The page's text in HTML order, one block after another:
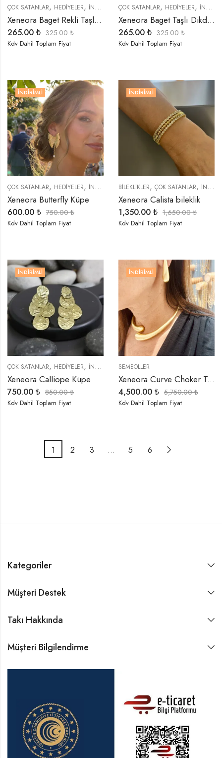
ÇOK SATANLAR, HEDIYELER, İNDIRIMLI ÜRÜNLER ,KÜPELER,ÖZEL SERİLER ,
Xeneora Baget Rekli Taşlı Dikdörtgen 3’lü Küpe Seti
265.00 ₺ 325.00₺
Kdv Dahil Toplam Fiyat
ÇOK SATANLAR, HEDIYELER, İNDIRIMLI ÜRÜNLER
Xeneora Baget Taşlı Dikdörtgen Gold 3’lü Küpe Seti
265.00 ₺ 325.00₺
Kdv Dahil Toplam Fiyat
İNDIRIMLI
ÇOK SATANLAR, HEDIYELER, İNDIRIMLI ÜRÜNLER ,KÜPELER,ÖZEL SERİLER ,
Xeneora Butterfly Küpe
600.00 ₺ 750.00₺
Kdv Dahil Toplam Fiyat
İNDIRIMLI
BİLEKLİKLER, ÇOK SATANLAR, İNDIRIMLI ÜRÜNLER
Xeneora Calista bileklik
1,350.00 ₺ 1,650.00₺
Kdv Dahil Toplam Fiyat
İNDIRIMLI
ÇOK SATANLAR, HEDIYELER, İNDIRIMLI ÜRÜNLER ,KÜPELER
Xeneora Calliope Küpe
750.00 ₺ 850.00₺
Kdv Dahil Toplam Fiyat
İNDIRIMLI
SEMBOLLER
Xeneora Curve Choker Takım
4,500.00 ₺ 5,750.00₺
Kdv Dahil Toplam Fiyat
1 2 3 … 5 6
Kategoriler
Müşteri Destek
Takı Hakkında
Müşteri Bilgilendirme